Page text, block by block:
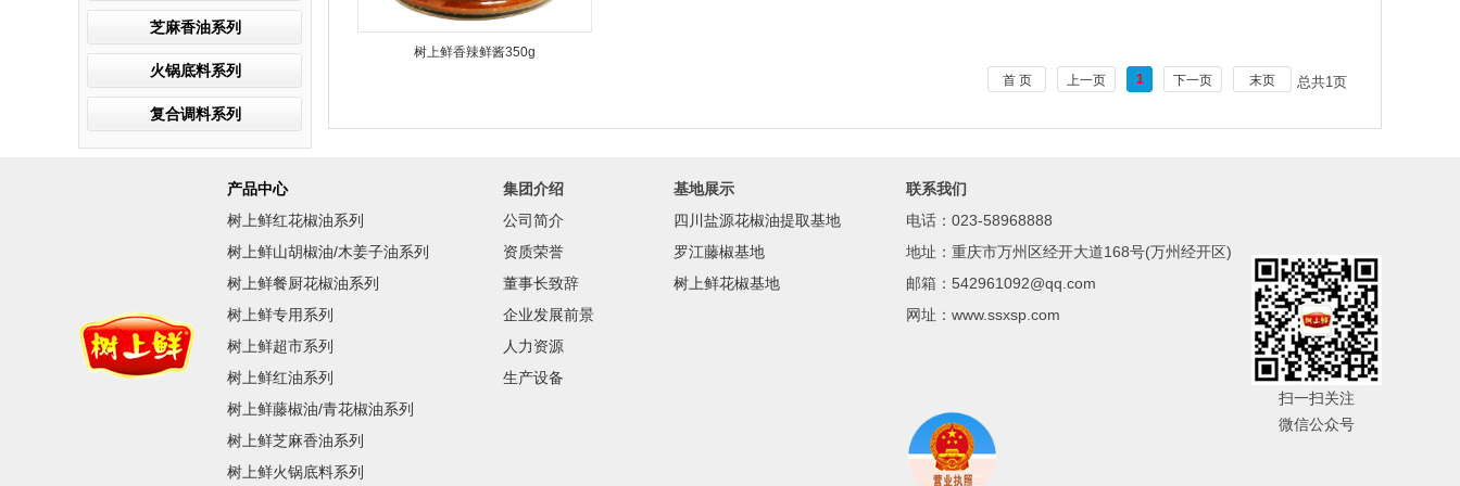
芝麻香油系列
火锅底料系列
复合调料系列
树上鲜香辣鲜酱350g
首 页
上一页 1 下一页 末页 总共1页
产品中心 集团介绍 基地展示
联系我们
树上鲜红花椒油系列
公司简介 四川盐源花椒油提取基地
电话：023-58968888
树上鲜山胡椒油/木姜子油系列
资质荣誉 罗江藤椒基地
地址：重庆市万州区经开大道168号(万州经开区)
树上鲜餐厨花椒油系列
董事长致辞 树上鲜花椒基地
邮箱：542961092@qq.com
树上鲜专用系列
企业发展前景
网址：www.ssxsp.com
树上鲜超市系列
人力资源
树上鲜红油系列
生产设备
树上鲜藤椒油/青花椒油系列
树上鲜芝麻香油系列
树上鲜火锅底料系列
扫一扫关注
微信公众号